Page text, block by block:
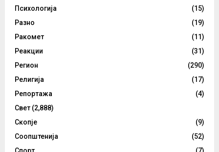
Психологија
(15)
Разно
(19)
Ракомет
(11)
Реакции
(31)
Регион
(290)
Религија
(17)
Репортажа
(4)
Свет (2,888)
Скопје
(9)
Соопштенија
(52)